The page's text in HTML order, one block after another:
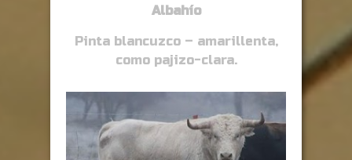
Albahío
Pinta blancuzco – amarillenta,
como pajizo-clara.